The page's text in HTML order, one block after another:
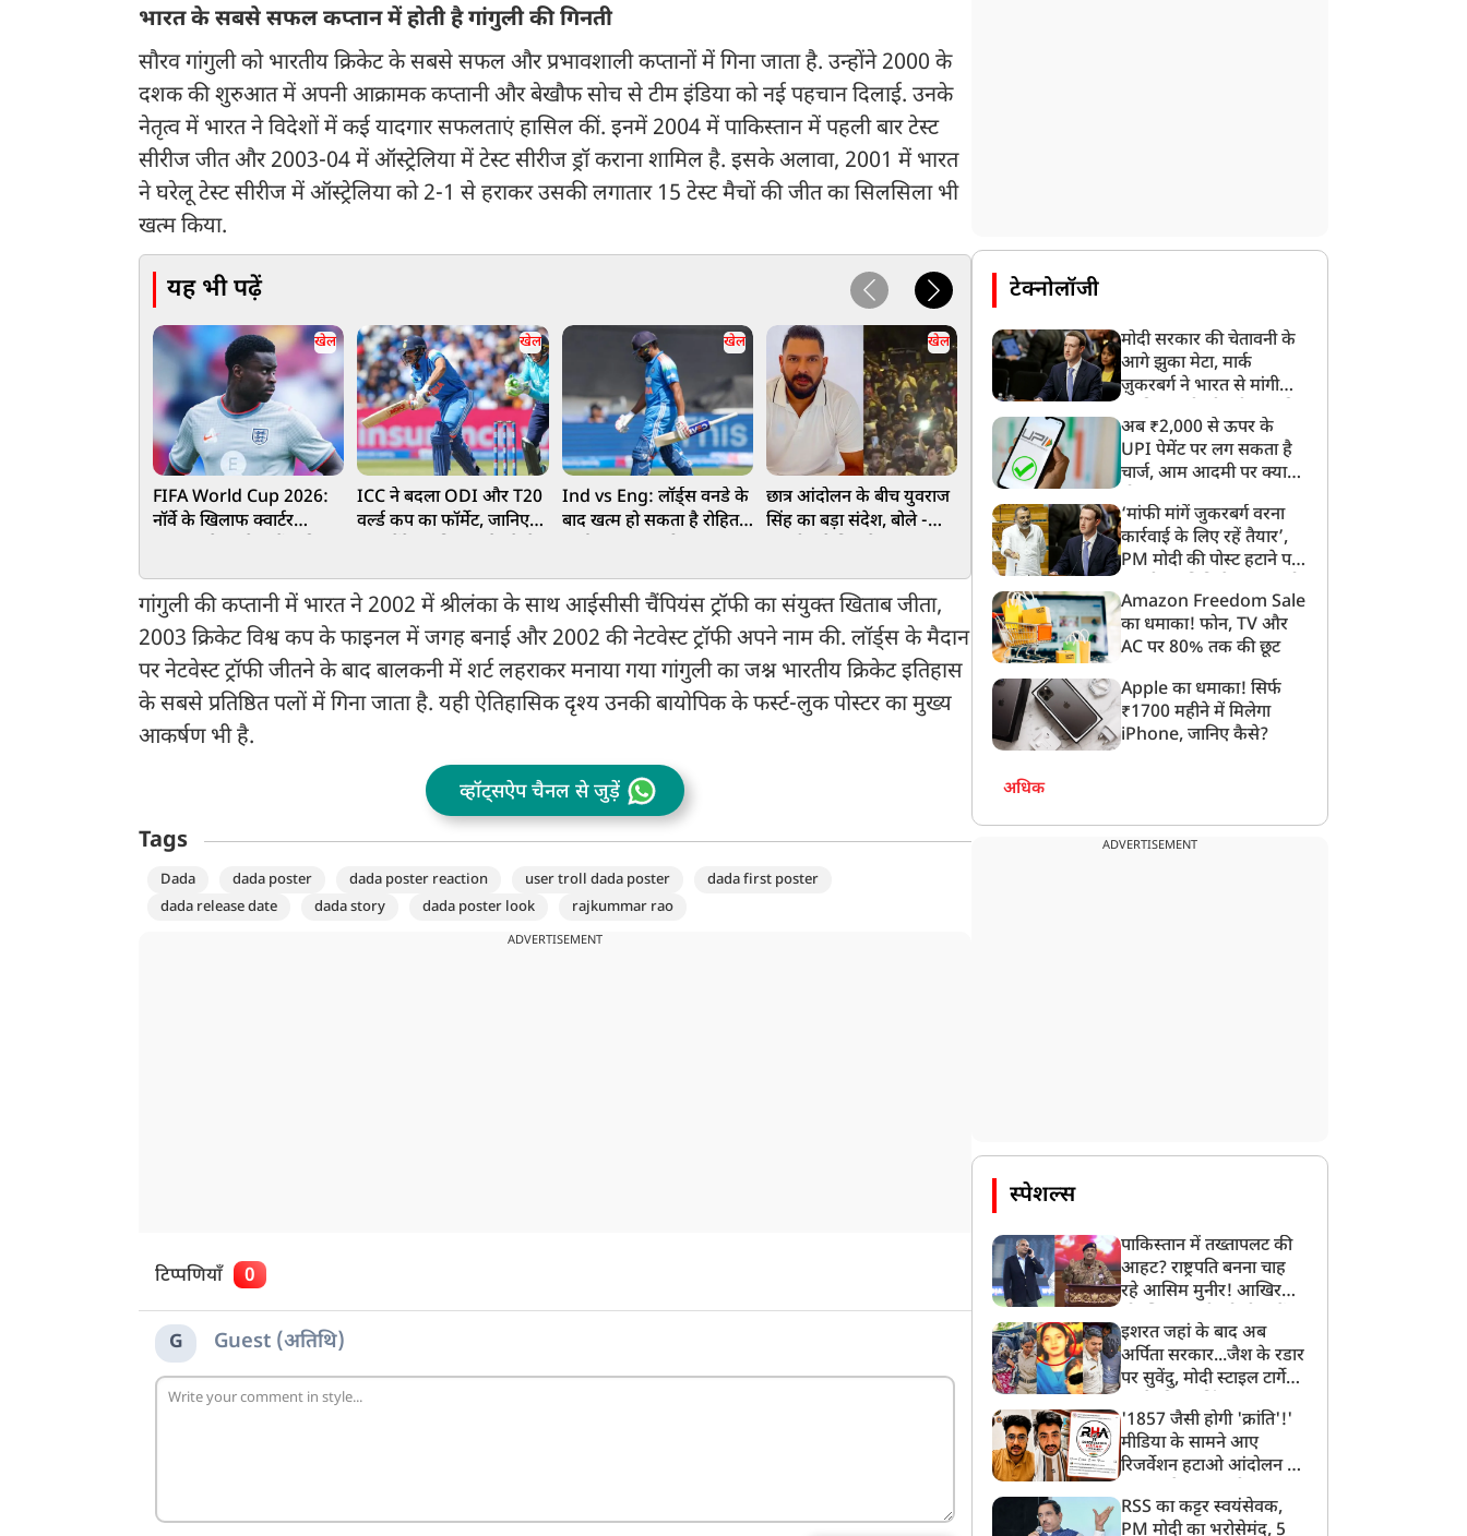
भारत के सबसे सफल कप्तान में होती है गांगुली की गिनती
सौरव गांगुली को भारतीय क्रिकेट के सबसे सफल और प्रभावशाली कप्तानों में गिना जाता है. उन्होंने 2000 के
दशक की शुरुआत में अपनी आक्रामक कप्तानी और बेखौफ सोच से टीम इंडिया को नई पहचान दिलाई. उनके
नेतृत्व में भारत ने विदेशों में कई यादगार सफलताएं हासिल कीं. इनमें 2004 में पाकिस्तान में पहली बार टेस्ट
सीरीज जीत और 2003-04 में ऑस्ट्रेलिया में टेस्ट सीरीज ड्रॉ कराना शामिल है. इसके अलावा, 2001 में भारत
ने घरेलू टेस्ट सीरीज में ऑस्ट्रेलिया को 2-1 से हराकर उसकी लगातार 15 टेस्ट मैचों की जीत का सिलसिला भी
खत्म किया.
यह भी पढ़ें
खेल
FIFA World Cup 2026:
नॉर्वे के खिलाफ क्वार्टर
फिटनेस पर नजर
खेल
ICC ने बदला ODI और T20
वर्ल्ड कप का फॉर्मेट, जानिए
खेल
Ind vs Eng: लॉर्ड्स वनडे के
बाद खत्म हो सकता है रोहित
फैसला: रिपोर्ट
खेल
छात्र आंदोलन के बीच युवराज
सिंह का बड़ा संदेश, बोले -
खेल
फ्लेमिंग बने इंग्लैंड टेस्ट टीम के
नए हेड कोच, जो रूट को फिर
मिली टेस्ट की कप्तानी
क्रिकेट को कहा अलविदा,
विराट कोहली ने बताया अपना
पसंदीदा टेस्ट जोड़ीदार
गांगुली की कप्तानी में भारत ने 2002 में श्रीलंका के साथ आईसीसी चैंपियंस ट्रॉफी का संयुक्त खिताब जीता,
2003 क्रिकेट विश्व कप के फाइनल में जगह बनाई और 2002 की नेटवेस्ट ट्रॉफी अपने नाम की. लॉर्ड्स के मैदान
पर नेटवेस्ट ट्रॉफी जीतने के बाद बालकनी में शर्ट लहराकर मनाया गया गांगुली का जश्न भारतीय क्रिकेट इतिहास
के सबसे प्रतिष्ठित पलों में गिना जाता है. यही ऐतिहासिक दृश्य उनकी बायोपिक के फर्स्ट-लुक पोस्टर का मुख्य
आकर्षण भी है.
व्हॉट्सऐप चैनल से जुड़ें
Tags
Dada dada poster dada poster reaction user troll dada poster
dada first poster
dada release date
dada story dada poster look rajkummar rao
ADVERTISEMENT
टिप्पणियाँ 0
G Guest (अतिथि)
टेक्नोलॉजी
मोदी सरकार की चेतावनी के
आगे झुका मेटा, मार्क
ज़ुकरबर्ग ने भारत से मांगी
अब ₹2,000 से ऊपर के
UPI पेमेंट पर लग सकता है
चार्ज, आम आदमी पर क्या
‘मांफी मांगें जुकरबर्ग वरना
कार्रवाई के लिए रहें तैयार’,
PM मोदी की पोस्ट हटाने पर
लगाई फटकार
Amazon Freedom Sale
का धमाका! फोन, TV और
AC पर 80% तक की छूट
Apple का धमाका! सिर्फ
₹1700 महीने में मिलेगा
iPhone, जानिए कैसे?
अधिक
ADVERTISEMENT
स्पेशल्स
पाकिस्तान में तख्तापलट की
आहट? राष्ट्रपति बनना चाह
रहे आसिम मुनीर! आखिर
बनाया मोहरा?
इशरत जहां के बाद अब
अर्पिता सरकार...जैश के रडार
पर सुवेंदु, मोदी स्टाइल टार्गेट
बड़ा एक्शन!
'1857 जैसी होगी 'क्रांति'!'
मीडिया के सामने आए
रिजर्वेशन हटाओ आंदोलन के
दिया RHA का मास्टरप्लान
RSS का कट्टर स्वयंसेवक,
PM मोदी का भरोसेमंद, 5